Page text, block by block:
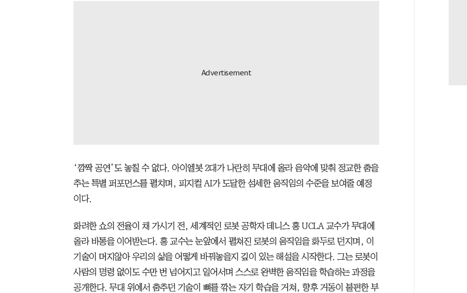
‘깜짝 공연’도 놓칠 수 없다. 아이엘봇 2대가 나란히 무대에 올라 음악에 맞춰 정교한 춤을
추는 특별 퍼포먼스를 펼치며, 피지컬 AI가 도달한 섬세한 움직임의 수준을 보여줄 예정
이다.
화려한 쇼의 전율이 채 가시기 전, 세계적인 로봇 공학자 데니스 홍 UCLA 교수가 무대에
올라 바통을 이어받는다. 홍 교수는 눈앞에서 펼쳐진 로봇의 움직임을 화두로 던지며, 이
기술이 머지않아 우리의 삶을 어떻게 바꿔놓을지 깊이 있는 해설을 시작한다. 그는 로봇이
사람의 명령 없이도 수만 번 넘어지고 일어서며 스스로 완벽한 움직임을 학습하는 과정을
공개한다. 무대 위에서 춤추던 기술이 뼈를 깎는 자기 학습을 거쳐, 향후 거동이 불편한 부